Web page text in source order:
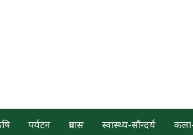
पर्यटन प्रवास स्वास्थ्य-सौन्दर्य